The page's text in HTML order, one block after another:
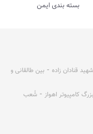
بسته بندی ایمن
قنادان زاده ⁃ بین طالقانی و
بزرگ کامپیوتر اهواز ⁃ شُعب